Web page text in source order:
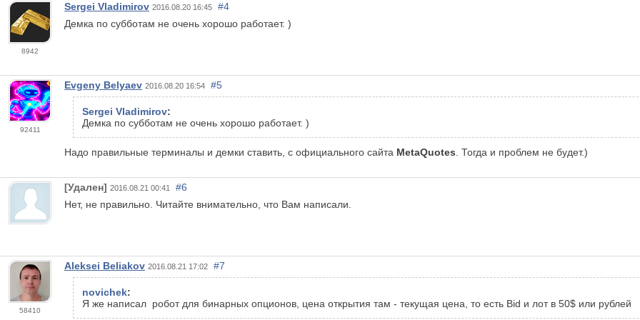
8942
Sergei Vladimirov 2016.08.20 16:45
#4
Демка по субботам не очень хорошо работает. )
92411
Evgeny Belyaev 2016.08.20 16:54 #5
Sergei Vladimirov:
Демка по субботам не очень хорошо работает. )
Надо правильные терминалы и демки ставить, с официального сайта MetaQuotes . Тогда и проблем не будет.)
[Удален] 2016.08.21 00:41
#6
Нет, не правильно. Читайте внимательно, что Вам написали.
58410
Aleksei Beliakov 2016.08.21 17:02 #7
novichek:
Я же написал робот для бинарных опционов, цена открытия там - текущая цена, то есть Bid и лот в 50$ или рублей